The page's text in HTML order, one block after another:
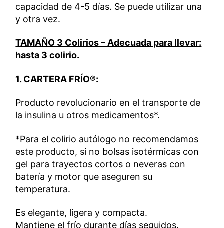
capacidad de 4-5 días. Se puede utilizar una
y otra vez.
TAMAÑO 3 Colirios – Adecuada para llevar:
hasta 3 colirio.
1. CARTERA FRÍO®:
Producto revolucionario en el transporte de
la insulina u otros medicamentos*.
*Para el colirio autólogo no recomendamos
este producto, si no bolsas isotérmicas con
gel para trayectos cortos o neveras con
batería y motor que aseguren su
temperatura.
Es elegante, ligera y compacta.
Mantiene el frío durante días seguidos.